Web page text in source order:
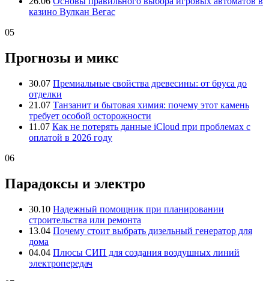
казино Вулкан Вегас
05
Прогнозы и микс
30.07 Премиальные свойства древесины: от бруса до
отделки
21.07 Танзанит и бытовая химия: почему этот камень
требует особой осторожности
11.07 Как не потерять данные iCloud при проблемах с
оплатой в 2026 году
06
Парадоксы и электро
30.10 Надежный помощник при планировании
строительства или ремонта
13.04 Почему стоит выбрать дизельный генератор для
дома
04.04 Плюсы СИП для создания воздушных линий
электропередач